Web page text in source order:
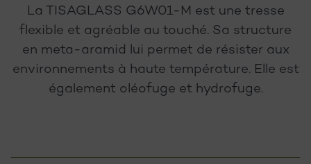
La TISAGLASS G6W01-M est une tresse
flexible et agréable au touché. Sa structure
en meta-aramid lui permet de résister aux
environnements à haute température. Elle est
également oléofuge et hydrofuge.